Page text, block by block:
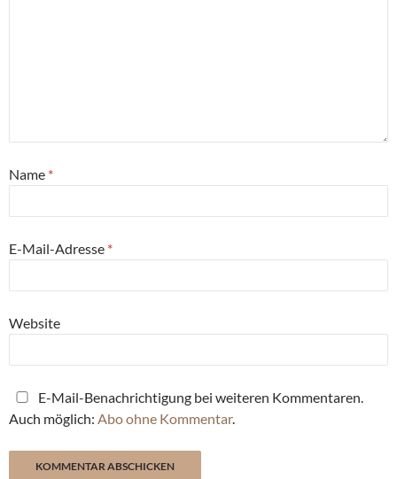
Name *
E-Mail-Adresse *
Website
E-Mail-Benachrichtigung bei weiteren Kommentaren.
Auch möglich: Abo ohne Kommentar.